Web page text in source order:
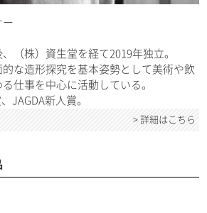
ー
（株）資生堂を経て2019年独立。
な造形探究を基本姿勢として美術や飲
仕事を中心に活動している。
JAGDA新人賞。
> 詳細はこちら